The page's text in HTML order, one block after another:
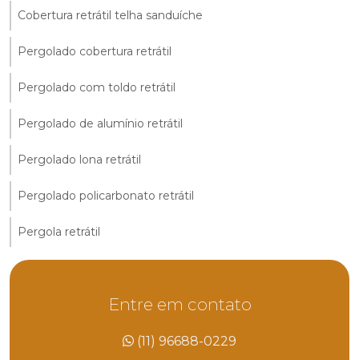
Cobertura retrátil telha sanduíche
Pergolado cobertura retrátil
Pergolado com toldo retrátil
Pergolado de alumínio retrátil
Pergolado lona retrátil
Pergolado policarbonato retrátil
Pergola retrátil
Entre em contato
(11) 96688-0229